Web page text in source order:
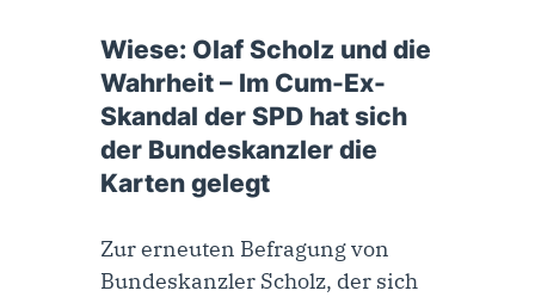
Wiese: Olaf Scholz und die
Wahrheit – Im Cum-Ex-
Skandal der SPD hat sich
der Bundeskanzler die
Karten gelegt
Zur erneuten Befragung von
Bundeskanzler Scholz, der sich